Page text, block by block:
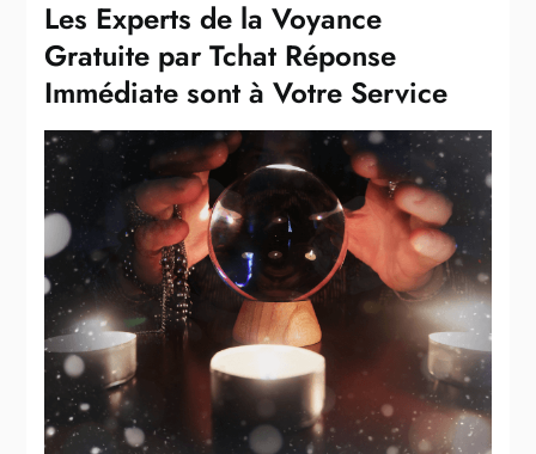
Les Experts de la Voyance
Gratuite par Tchat Réponse
Immédiate sont à Votre Service